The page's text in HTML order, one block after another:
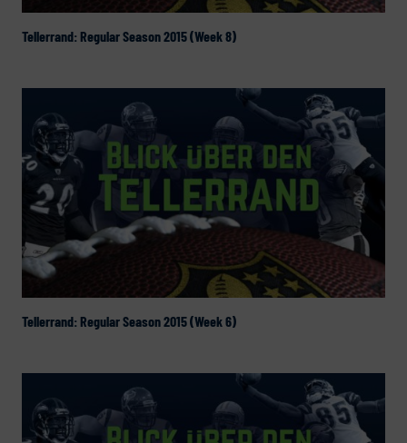
Tellerrand: Regular Season 2015 (Week 8)
Tellerrand: Regular Season 2015 (Week 6)